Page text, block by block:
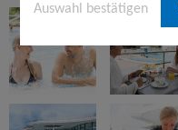
Auswahl bestätigen